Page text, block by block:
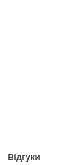
Відгуки